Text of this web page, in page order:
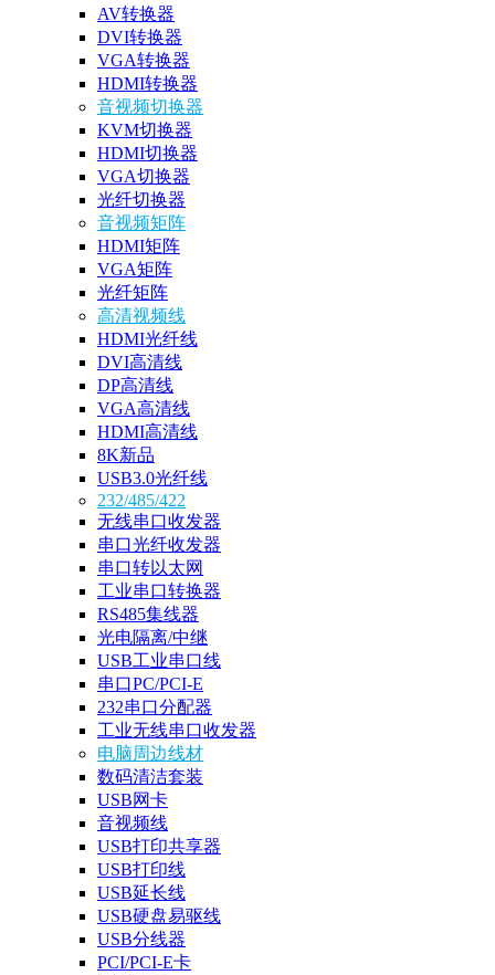
AV转换器
DVI转换器
VGA转换器
HDMI转换器
音视频切换器
KVM切换器
HDMI切换器
VGA切换器
光纤切换器
音视频矩阵
HDMI矩阵
VGA矩阵
光纤矩阵
高清视频线
HDMI光纤线
DVI高清线
DP高清线
VGA高清线
HDMI高清线
8K新品
USB3.0光纤线
232/485/422
无线串口收发器
串口光纤收发器
串口转以太网
工业串口转换器
RS485集线器
光电隔离/中继
USB工业串口线
串口PC/PCI-E
232串口分配器
工业无线串口收发器
电脑周边线材
数码清洁套装
USB网卡
音视频线
USB打印共享器
USB打印线
USB延长线
USB硬盘易驱线
USB分线器
PCI/PCI-E卡